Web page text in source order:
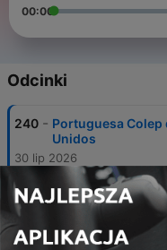
00:00
Odcinki
240 - Portuguesa
Unidos
30 lip 2026
239 - Jorge Rebelo de
tremendo
30 lip 2026